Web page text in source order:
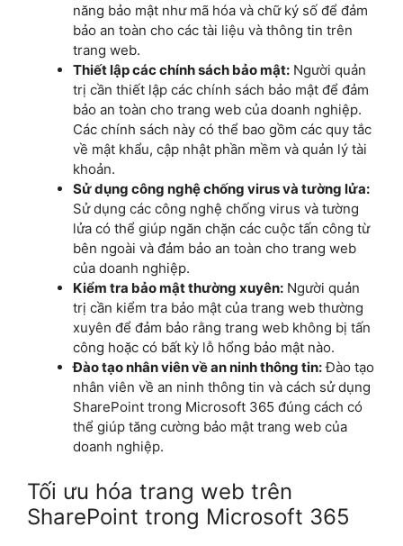
năng bảo mật như mã hóa và chữ ký số để đảm
bảo an toàn cho các tài liệu và thông tin trên
trang web.
Thiết lập các chính sách bảo mật: Người quản
trị cần thiết lập các chính sách bảo mật để đảm
bảo an toàn cho trang web của doanh nghiệp.
Các chính sách này có thể bao gồm các quy tắc
về mật khẩu, cập nhật phần mềm và quản lý tài
khoản.
Sử dụng công nghệ chống virus và tường lửa:
Sử dụng các công nghệ chống virus và tường
lửa có thể giúp ngăn chặn các cuộc tấn công từ
bên ngoài và đảm bảo an toàn cho trang web
của doanh nghiệp.
Kiểm tra bảo mật thường xuyên: Người quản
trị cần kiểm tra bảo mật của trang web thường
xuyên để đảm bảo rằng trang web không bị tấn
công hoặc có bất kỳ lỗ hổng bảo mật nào.
Đào tạo nhân viên về an ninh thông tin:Đào tạo
nhân viên về an ninh thông tin và cách sử dụng
SharePoint trong Microsoft 365 đúng cách có
thể giúp tăng cường bảo mật trang web của
doanh nghiệp.
Tối ưu hóa trang web trên
SharePoint trong Microsoft 365